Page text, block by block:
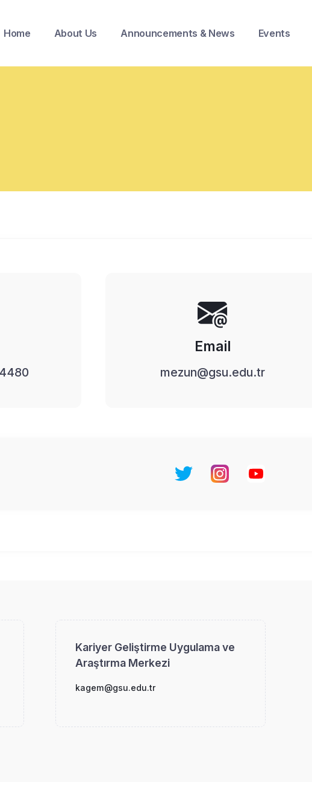
Home About Us Announcements & News Events
Email
mezun@gsu.edu.tr
Kariyer Geliştirme Uygulama ve
Araştırma Merkezi
kagem@gsu.edu.tr